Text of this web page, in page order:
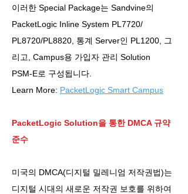
이러한 Special Package는 Sandvine의
PacketLogic Inline System PL7720/
PL8720/PL8820, 통계 Server인 PL1200, 그
리고, Campus용 가입자 관리 Solution
PSM-E로 구성됩니다.
Learn More: PacketLogic Smart Campus
PacketLogic Solution을 통한 DMCA 규약
준수
미국의 DMCA(디지털 밀레니엄 저작권법)는
디지털 시대의 새로운 저작권 보호를 위하여